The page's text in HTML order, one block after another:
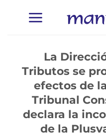
La
Tributos se
efectos de
Tribunal
declara la
de la